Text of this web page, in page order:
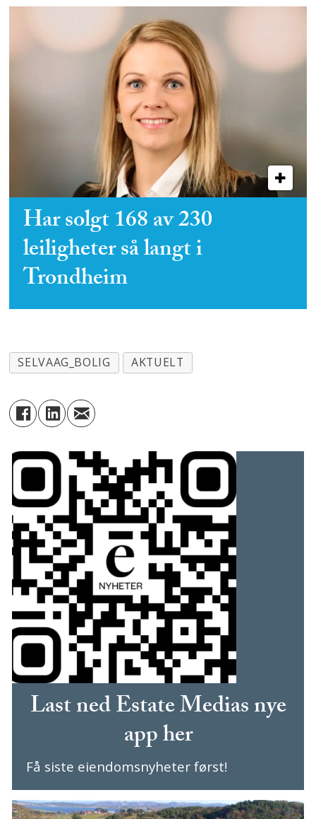
Har solgt 168 av 230
leiligheter så langt i
Trondheim
SELVAAG_BOLIG AKTUELT
Last ned Estate Medias nye
app her
Få siste eiendomsnyheter først!